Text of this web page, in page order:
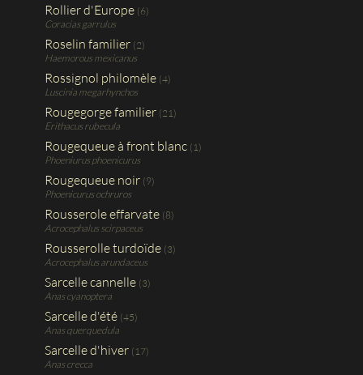
Rollier d'Europe (6)
Coracias garrulus
Roselin familier (2)
Haemorous mexicanus
Rossignol philomèle (4)
Luscinia megarhynchos
Rougegorge familier (21)
Erithacus rubecula
Rougequeue à front blanc (1)
Phoeniurus phoenicurus
Rougequeue noir (9)
Phoenicurus ochruros
Rousserole effarvate (8)
Acrocephalus scirpaceus
Rousserolle turdoïde (3)
Acrocephalus arundaceus
Sarcelle cannelle (3)
Anas cyanoptera
Sarcelle d'été (45)
Anas querquedula
Sarcelle d'hiver (17)
Anas crecca